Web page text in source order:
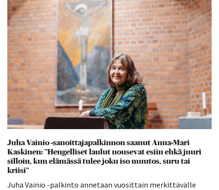
Juha Vainio -sanoittajapalkinnon saanut Anna-Mari
Kaskinen: ”Hengelliset laulut nousevat esiin ehkä juuri
silloin, kun elämässä tulee joku iso muutos, suru tai
kriisi”
Juha Vainio -palkinto annetaan vuosittain merkittävälle